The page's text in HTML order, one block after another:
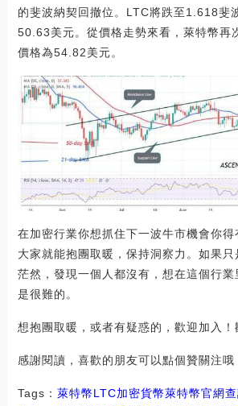
的斐波納契回撤位。LTC將跌至1.618斐
50.63美元。從價格走勢來看，萊特幣再
價格為54.82美元。
在加密行業你想抓住下一波牛市機會你得
大家就能抱團取暖，保持洞察力。如果
茫然，發現一個人都沒有，想在這個行
是很難的。
想抱團取暖，或者有疑惑的，歡迎加入！
感謝閱讀，喜歡的朋友可以點個贊關注哦
Tags： 萊特幣LTC加密貨幣萊特幣官網